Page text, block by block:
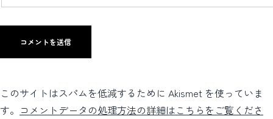
このサイトはスパムを低減するために Akismet を使っていま
す。 コメントデータの処理方法の詳細はこちらをご覧くださ